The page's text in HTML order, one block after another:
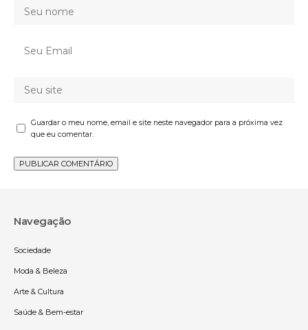
Guardar o meu nome, email e site neste navegador para a próxima vez
que eu comentar.
Navegação
Sociedade
Moda & Beleza
Arte & Cultura
Saúde & Bem-estar